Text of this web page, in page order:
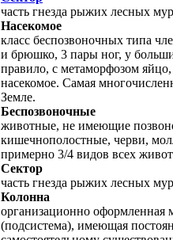
часть гнезда рыжих лесных
Насекомое
класс беспозвоночных типа
и брюшко, 3 пары ног, у
правило, с метаморфозом
насекомое. Самая
Земле.
Беспозвоночные
животные, не имеющие
кишечнополостные, черви,
примерно 3/4 видов всех
Сектор
часть гнезда рыжих лесных
Колонна
организационно оформленная
(подсистема), имеющая